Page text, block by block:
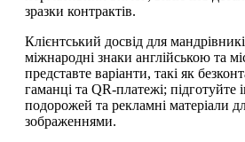
зразки контрактів.
Клієнтський досвід для
міжнародні знаки англійською та
представте варіанти, такі як
гаманці та QR-платежі; підготуйте
подорожей та рекламні матеріали
зображеннями.